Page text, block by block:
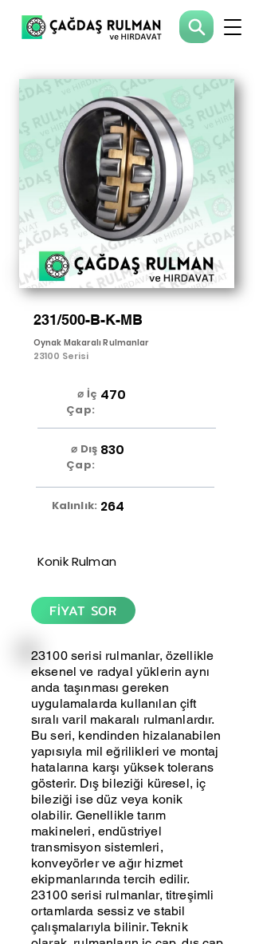
231/500-B-K-MB
Oynak Makaralı Rulmanlar
23100 Serisi
⌀ İç
Çap:
470
⌀ Dış
Çap:
830
Kalınlık: 264
Konik Rulman
FİYAT SOR
23100 serisi rulmanlar, özellikle
eksenel ve radyal yüklerin aynı
anda taşınması gereken
uygulamalarda kullanılan çift
sıralı varil makaralı rulmanlardır.
Bu seri, kendinden hizalanabilen
yapısıyla mil eğrilikleri ve montaj
hatalarına karşı yüksek tolerans
gösterir. Dış bileziği küresel, iç
bileziği ise düz veya konik
olabilir. Genellikle tarım
makineleri, endüstriyel
transmisyon sistemleri,
konveyörler ve ağır hizmet
ekipmanlarında tercih edilir.
23100 serisi rulmanlar, titreşimli
ortamlarda sessiz ve stabil
çalışmalarıyla bilinir. Teknik